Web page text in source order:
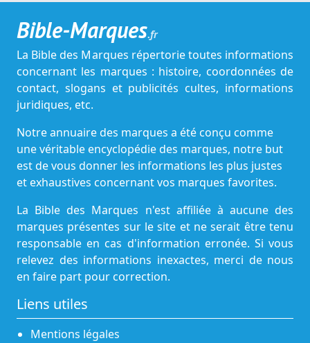
Bible-Marques.fr
La Bible des Marques répertorie toutes informations
concernant les marques : histoire, coordonnées de
contact, slogans et publicités cultes, informations
juridiques, etc.
Notre annuaire des marques a été conçu comme
une véritable encyclopédie des marques, notre but
est de vous donner les informations les plus justes
et exhaustives concernant vos marques favorites.
La Bible des Marques n'est affiliée à aucune des
marques présentes sur le site et ne serait être tenu
responsable en cas d'information erronée. Si vous
relevez des informations inexactes, merci de nous
en faire part pour correction.
Liens utiles
Mentions légales